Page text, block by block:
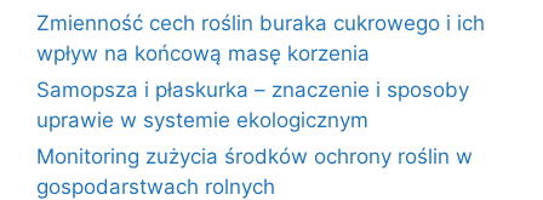
Zmienność cech roślin buraka cukrowego i ich
wpływ na końcową masę korzenia
Samopsza i płaskurka – znaczenie i sposoby
uprawie w systemie ekologicznym
Monitoring zużycia środków ochrony roślin w
gospodarstwach rolnych